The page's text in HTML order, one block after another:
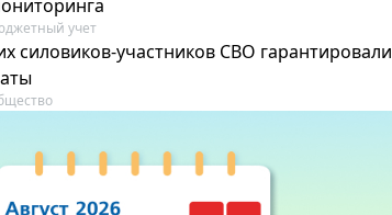
учет
силовиков-участников СВО гарантировали